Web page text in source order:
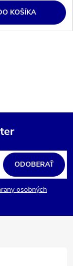
KOŠÍKA
osobných
ODOBERAŤ